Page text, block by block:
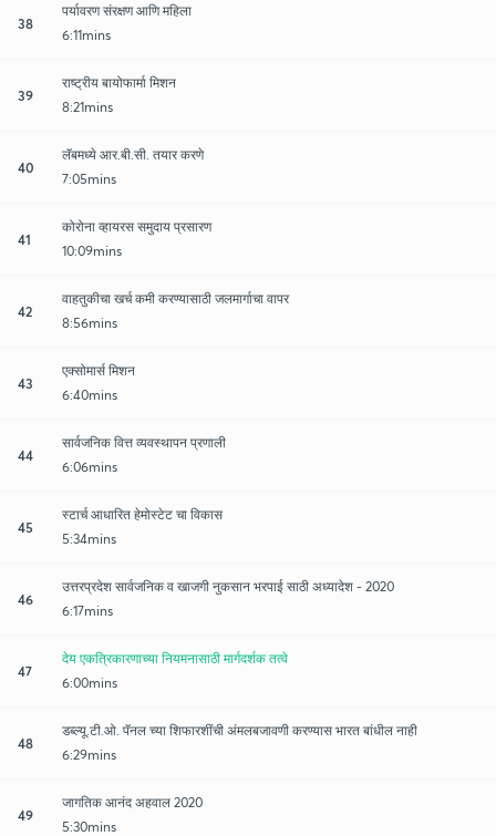
38
पर्यावरण संरक्षण आणि महिला
6:11mins
39
राष्ट्रीय बायोफार्मा मिशन
8:21mins
40
लॅबमध्ये आर.बी.सी. तयार करणे
7:05mins
41
कोरोना व्हायरस समुदाय प्रसारण
10:09mins
42
वाहतुकीचा खर्च कमी करण्यासाठी जलमार्गाचा वापर
8:56mins
43
एक्सोमार्स मिशन
6:40mins
44
सार्वजनिक वित्त व्यवस्थापन प्रणाली
6:06mins
45
स्टार्च आधारित हेमोस्टेट चा विकास
5:34mins
46
उत्तरप्रदेश सार्वजनिक व खाजगी नुकसान भरपाई साठी अध्यादेश - 2020
6:17mins
47
देय एकत्रिकारणाच्या नियमनासाठी मार्गदर्शक तत्वे
6:00mins
48
डब्ल्यू.टी.ओ. पॅनल च्या शिफारशींची अंमलबजावणी करण्यास भारत बांधील नाही
6:29mins
49
जागतिक आनंद अहवाल 2020
5:30mins